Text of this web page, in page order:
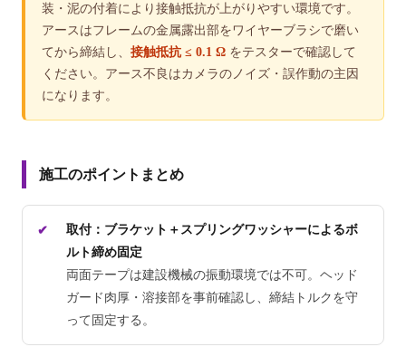
装・泥の付着により接触抵抗が上がりやすい環境です。
アースはフレームの金属露出部をワイヤーブラシで磨い
てから締結し、 接触抵抗 ≤ 0.1 Ω をテスターで確認して
ください。アース不良はカメラのノイズ・誤作動の主因
になります。
施工のポイントまとめ
取付：ブラケット＋スプリングワッシャーによるボ
ルト締め固定
両面テープは建設機械の振動環境では不可。ヘッド
ガード肉厚・溶接部を事前確認し、締結トルクを守
って固定する。